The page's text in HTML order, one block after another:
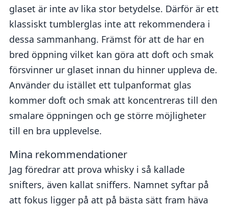
glaset är inte av lika stor betydelse. Därför är ett
klassiskt tumblerglas inte att rekommendera i
dessa sammanhang. Främst för att de har en
bred öppning vilket kan göra att doft och smak
försvinner ur glaset innan du hinner uppleva de.
Använder du istället ett tulpanformat glas
kommer doft och smak att koncentreras till den
smalare öppningen och ge större möjligheter
till en bra upplevelse.
Mina rekommendationer
Jag föredrar att prova whisky i så kallade
snifters, även kallat sniffers. Namnet syftar på
att fokus ligger på att på bästa sätt fram häva